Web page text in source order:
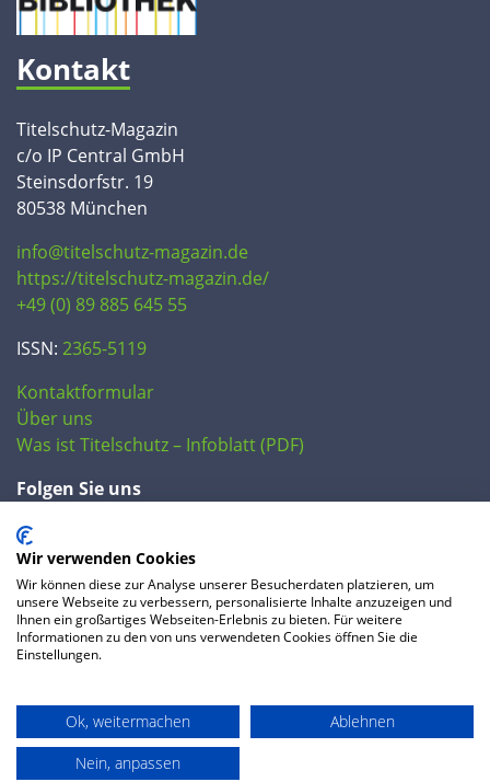
Kontakt
Titelschutz-Magazin
c/o IP Central GmbH
Steinsdorfstr. 19
80538 München
info@titelschutz-magazin.de
https://titelschutz-magazin.de/
+49 (0) 89 885 645 55
ISSN: 2365-5119
Kontaktformular
Über uns
Was ist Titelschutz – Infoblatt (PDF)
Folgen Sie uns
FAQ
Datenschutzerklärung AGB
Preise
Impressum
Wir verwenden Cookies
Wir können diese zur Analyse unserer Besucherdaten platzieren, um
unsere Webseite zu verbessern, personalisierte Inhalte anzuzeigen und
Ihnen ein großartiges Webseiten-Erlebnis zu bieten. Für weitere
Informationen zu den von uns verwendeten Cookies öffnen Sie die
Einstellungen.
Ok, weitermachen
Ablehnen
Nein, anpassen